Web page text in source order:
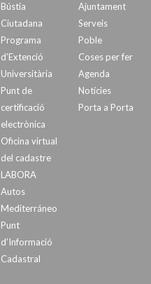
Bústia
Ciutadana
Programa
d’Extenció
Universitària
Punt de
certificació
electrònica
Oficina virtual
del cadastre
LABORA
Autos
Mediterráneo
Punt
d’Informació
Cadastral
Ajuntament
Serveis
Poble
Coses per fer
Agenda
Notícies
Porta a Porta